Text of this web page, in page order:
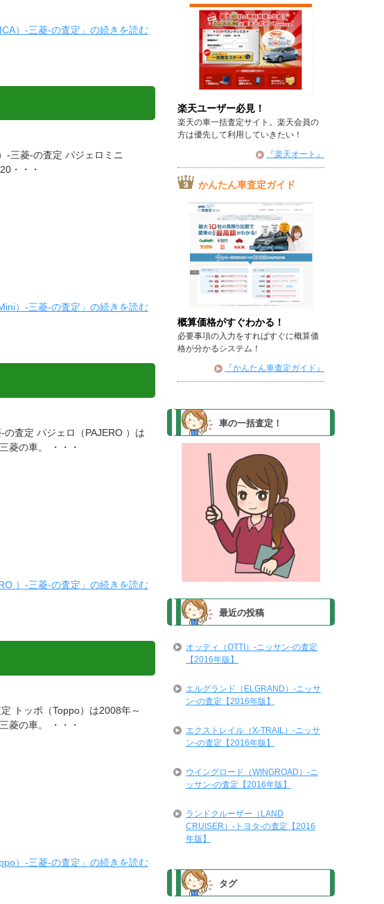
）-三菱-の査定」の続きを読む
-三菱-の査定 パジェロミニ
・・・
）-三菱-の査定」の続きを読む
査定 パジェロ（PAJERO ）は
菱の車。 ・・・
）-三菱-の査定」の続きを読む
トッポ（Toppo）は2008年～
菱の車。 ・・・
）-三菱-の査定」の続きを読む
楽天ユーザー必見！
楽天の車一括査定サイト。楽天会員の
方は優先して利用していきたい！
『楽天オート』
かんたん車査定ガイド
概算価格がすぐわかる！
必要事項の入力をすればすぐに概算価
格が分かるシステム！
『かんたん車査定ガイド』
車の一括査定！
最近の投稿
オッティ（OTTI）-ニッサン-の査定
【2016年版】
エルグランド（ELGRAND）-ニッサ
ン-の査定【2016年版】
エクストレイル（X-TRAIL）-ニッサ
ン-の査定【2016年版】
ウイングロード（WINGROAD）-ニ
ッサン-の査定【2016年版】
ランドクルーザー（LAND
CRUISER）-トヨタ-の査定【2016
年版】
タグ